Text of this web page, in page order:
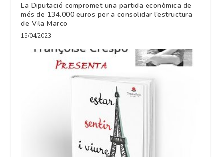
La Diputació compromet una partida econòmica de
més de 134.000 euros per a consolidar l’estructura
de Vila Marco
15/04/2023